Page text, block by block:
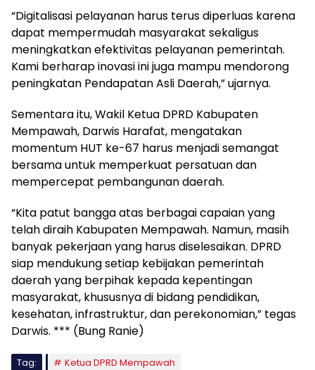
“Digitalisasi pelayanan harus terus diperluas karena
dapat mempermudah masyarakat sekaligus
meningkatkan efektivitas pelayanan pemerintah.
Kami berharap inovasi ini juga mampu mendorong
peningkatan Pendapatan Asli Daerah,” ujarnya.
Sementara itu, Wakil Ketua DPRD Kabupaten
Mempawah, Darwis Harafat, mengatakan
momentum HUT ke-67 harus menjadi semangat
bersama untuk memperkuat persatuan dan
mempercepat pembangunan daerah.
“Kita patut bangga atas berbagai capaian yang
telah diraih Kabupaten Mempawah. Namun, masih
banyak pekerjaan yang harus diselesaikan. DPRD
siap mendukung setiap kebijakan pemerintah
daerah yang berpihak kepada kepentingan
masyarakat, khususnya di bidang pendidikan,
kesehatan, infrastruktur, dan perekonomian,” tegas
Darwis. *** (Bung Ranie)
Tag:
Ketua DPRD Mempawah